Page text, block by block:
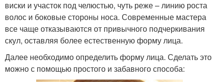
виски и участок под челюстью, чуть реже – линию роста
волос и боковые стороны носа. Современные мастера
все чаще отказываются от привычного подчеркивания
скул, оставляя более естественную форму лица.
Далее необходимо определить форму лица. Сделать это
можно с помощью простого и забавного способа: